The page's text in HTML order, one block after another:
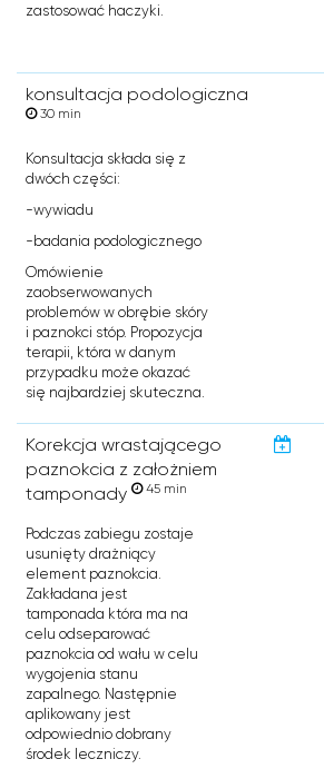
zastosować haczyki.
konsultacja podologiczna
30 min
Konsultacja składa się z
dwóch części:
-wywiadu
-badania podologicznego
Omówienie
zaobserwowanych
problemów w obrębie skóry
i paznokci stóp. Propozycja
terapii, która w danym
przypadku może okazać
się najbardziej skuteczna.
Korekcja wrastającego
paznokcia z założniem
tamponady
45 min
Podczas zabiegu zostaje
usunięty drażniący
element paznokcia.
Zakładana jest
tamponada która ma na
celu odseparować
paznokcia od wału w celu
wygojenia stanu
zapalnego. Następnie
aplikowany jest
odpowiednio dobrany
środek leczniczy.